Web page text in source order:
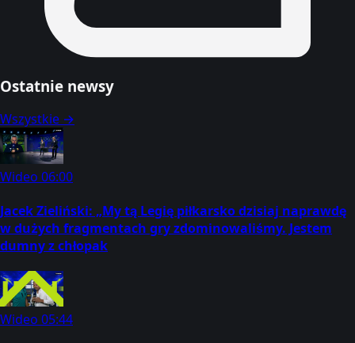
Ostatnie newsy
Wszystkie →
Wideo 06:00
Jacek Zieliński: „My tą Legię piłkarsko dzisiaj naprawdę
w dużych fragmentach gry zdominowaliśmy. Jestem
dumny z chłopak
Wideo 05:44